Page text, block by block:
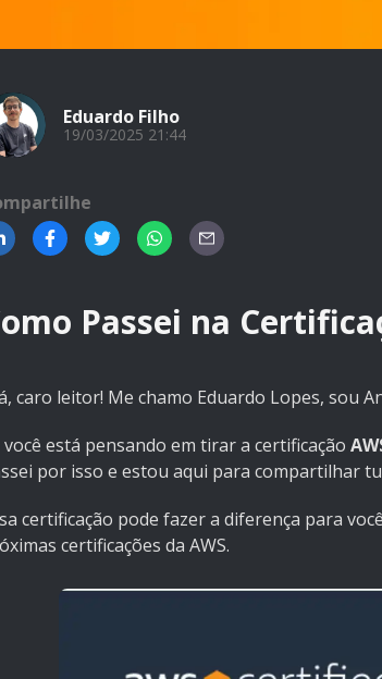
Eduardo Filho
19/03/2025 21:44
Passei na
caro leitor! Me chamo Eduardo Lopes, sou
você está pensando em tirar a certificação
por isso e estou aqui para compartilhar
certificação pode fazer a diferença para
certificações da AWS.